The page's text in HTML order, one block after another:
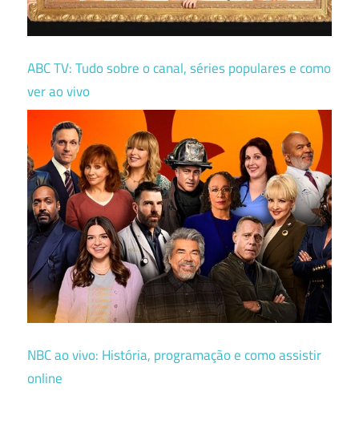
ABC TV: Tudo sobre o canal, séries populares e como
ver ao vivo
NBC ao vivo: História, programação e como assistir
online